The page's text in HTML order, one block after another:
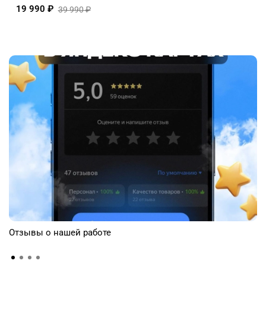
19 990 ₽ 39 990 ₽
Отзывы о нашей работе